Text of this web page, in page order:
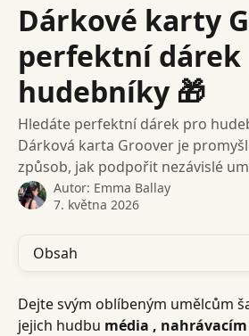
Dárkové karty
perfektní dárek
hudebníky 🎁
Hledáte perfektní dárek pro
Dárková karta Groover je
způsob, jak podpořit nezávislé
Autor: Emma Ballay
7. května 2026
Obsah
Dejte svým oblíbeným umělcům
jejich hudbu média ,